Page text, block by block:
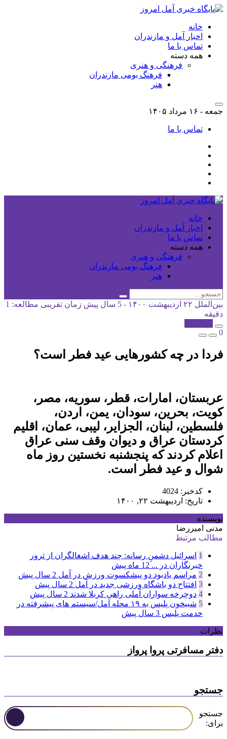
خانه
اخبار آمل و مازندران
تماس با ما
همه دسته
فرهنگی و هنری
فرهنگ بومی مازندران
هنر
جمعه - ۱۶ مرداد ۱۴۰۵
تماس با ما
خانه
اخبار آمل و مازندران
تماس با ما
همه دسته
فرهنگی و هنری
فرهنگ بومی مازندران
هنر
بین‌الملل ۲۲ اردیبهشت ۱۴۰۰ - 5 سال پیش
زمان تقریبی مطالعه: 1
دقیقه
0
فردا در چه کشورهایی عید فطر است؟
عربستان، امارات، قطر، سوریه، مصر،
کویت، بحرین، سودان، یمن، اردن،
فلسطین، لبنان، الجزایر، لیبی، عمان، اقلیم
کردستان عراق و دیوان وقف سنی عراق
اعلام کردند که پنجشنبه نخستین روز ماه
شوال و عید فطر است.
کدخبر: 4024
تاریخ: اردیبهشت ۲۲, ۱۴۰۰
نویسنده
مدنی امیررضا
مطالب مرتبط
1 اسرائیل دشمنِ رسانه: چند هدف اشغالگران از ترور
خبرنگاران در ... 12 ماه پیش
2 مراسم یادبود دو پیشکسوت ورزش در آمل 2 سال پیش
3 افتتاح دو باشگاه ورزشی جدید در آمل 2 سال پیش
4 دوچرخه سواران آملی راهی کربلا شدند 2 سال پیش
5
شبیخون پلیس به ۱۹ محله آمل/سیستم های پیشرفته در
خدمت پلیس 3 سال پیش
نظرات
دفتر مسافرتی پروا پرواز
جستجو
جستجو
برای: